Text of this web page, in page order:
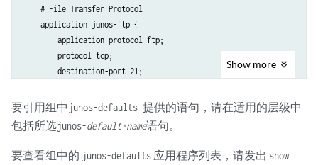
    # File Transfer Protocol
    application junos-ftp {
        application-protocol ftp;
        protocol tcp;
        destination-port 21;
    # Trivial File Transfer Protocol
    application junos-tftp {
        application-protocol tftp;
        protocol udp;
Show more
要引用组中junos-defaults 提供的语句，请在适用的层级中
包括所选junos-default-name语句。
要查看组中的 junos-defaults 应用程序列表，请发出 show